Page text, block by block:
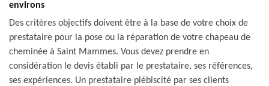
environs
Des critères objectifs doivent être à la base de votre choix de
prestataire pour la pose ou la réparation de votre chapeau de
cheminée à Saint Mammes. Vous devez prendre en
considération le devis établi par le prestataire, ses références,
ses expériences. Un prestataire plébiscité par ses clients